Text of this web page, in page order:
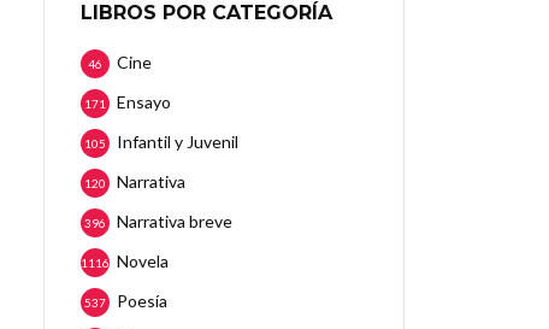
LIBROS POR CATEGORÍA
Cine
46
Ensayo
171
Infantil y Juvenil
105
Narrativa
120
Narrativa breve
396
Novela
1116
Poesía
537